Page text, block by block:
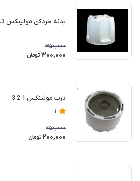
بدنه خردکن مولینکس 1.2.3
350,000
300,000 تومان
درب مولینکس 1 2 3
1
250,000
200,000 تومان